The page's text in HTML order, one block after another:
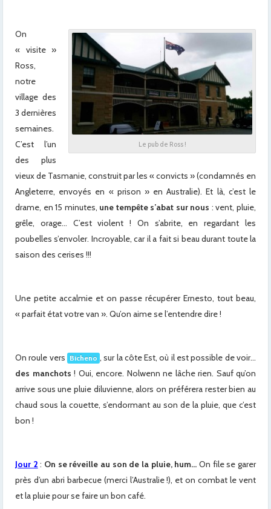
Le pub de Ross !
On
« visite »
Ross,
notre
village des
3 dernières
semaines.
C’est l’un
des plus
vieux de Tasmanie, construit par les « convicts » (condamnés en
Angleterre, envoyés en « prison » en Australie). Et là, c’est le
drame, en 15 minutes, une tempête s’abat sur nous : vent, pluie,
grêle, orage… C’est violent ! On s’abrite, en regardant les
poubelles s’envoler. Incroyable, car il a fait si beau durant toute la
saison des cerises !!!
Une petite accalmie et on passe récupérer Ernesto, tout beau,
« parfait état votre van ». Qu’on aime se l’entendre dire !
On roule vers Bicheno , sur la côte Est, où il est possible de voir…
des manchots ! Oui, encore. Nolwenn ne lâche rien. Sauf qu’on
arrive sous une pluie diluvienne, alors on préférera rester bien au
chaud sous la couette, s’endormant au son de la pluie, que c’est
bon !
Jour 2 : On se réveille au son de la pluie, hum… On file se garer
près d’un abri barbecue (merci l’Australie !), et on combat le vent
et la pluie pour se faire un bon café.